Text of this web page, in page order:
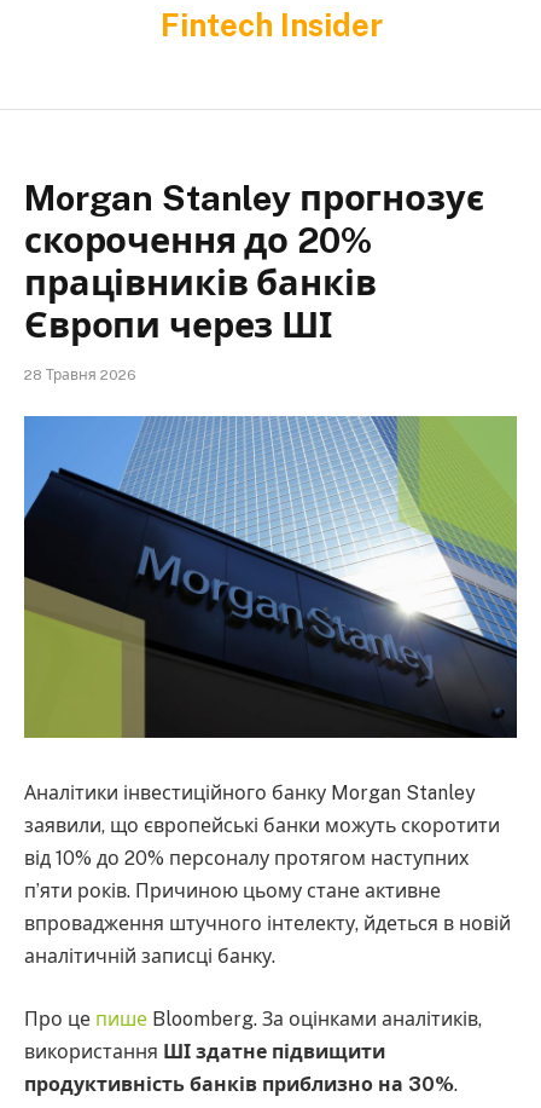
Fintech Insider
Morgan Stanley прогнозує
скорочення до 20%
працівників банків
Європи через ШІ
28 Травня 2026
Аналітики інвестиційного банку Morgan Stanley
заявили, що європейські банки можуть скоротити
від 10% до 20% персоналу протягом наступних
п’яти років. Причиною цьому стане активне
впровадження штучного інтелекту, йдеться в новій
аналітичній записці банку.
Про це пише Bloomberg. За оцінками аналітиків,
використання ШІ здатне підвищити
продуктивність банків приблизно на 30%.